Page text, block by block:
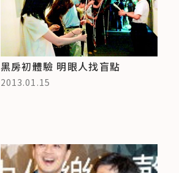
黑房初體驗 明眼人找盲點
2013.01.15